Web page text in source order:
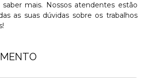
mais. Nossos atendentes estão
as suas dúvidas sobre os trabalhos